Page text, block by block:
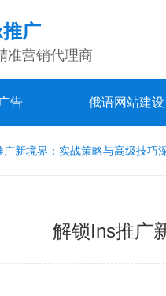
广
准营销代理商
告 俄语网站建设
广新境界：实战策略与高级技巧
解锁Ins推广